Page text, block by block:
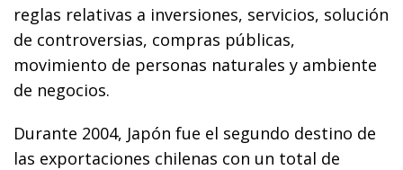
reglas relativas a inversiones, servicios, solución
de controversias, compras públicas,
movimiento de personas naturales y ambiente
de negocios.
Durante 2004, Japón fue el segundo destino de
las exportaciones chilenas con un total de